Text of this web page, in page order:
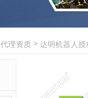
代理资质 > 达明机器人